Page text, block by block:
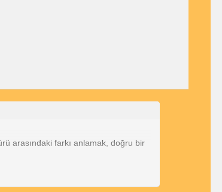
arasındaki farkı anlamak, doğru bir